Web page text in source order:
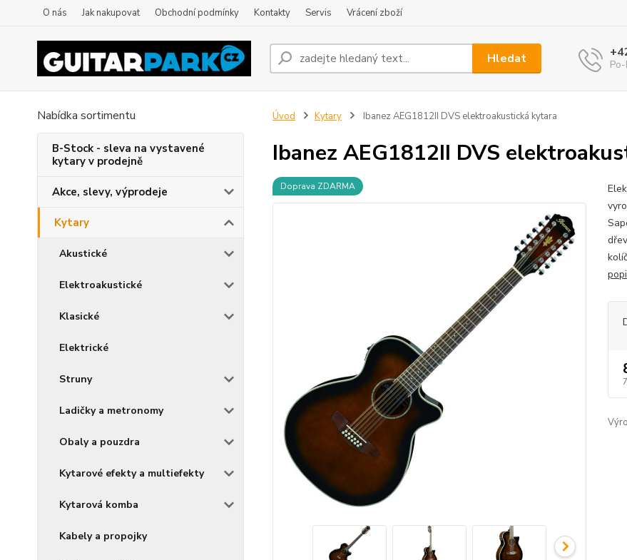
O nás Jak nakupovat Obchodní podmínky Kontakty Servis Vrácení zboží
Hledat
Nabídka sortimentu
B-Stock - sleva na vystavené
kytary v prodejně
Akce, slevy, výprodeje
Kytary
Akustické
Elektroakustické
Klasické
Elektrické
Struny
Ladičky a metronomy
Obaly a pouzdra
Kytarové efekty a multiefekty
Kytarová komba
Kabely a propojky
Úvod Kytary Ibanez AEG1812II DVS elektroakustická kytara
Ibanez AEG1812II DVS
Doprava ZDARMA